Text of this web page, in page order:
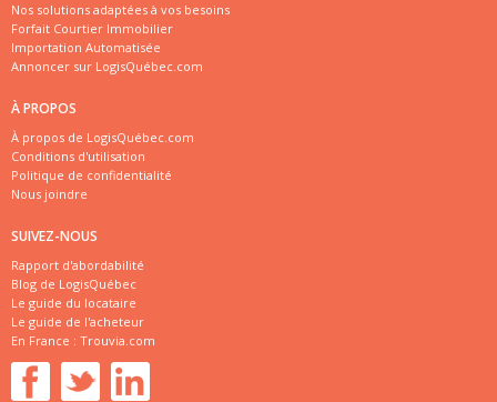
Nos solutions adaptées à vos besoins
Forfait Courtier Immobilier
Importation Automatisée
Annoncer sur LogisQuébec.com
À PROPOS
À propos de LogisQuébec.com
Conditions d'utilisation
Politique de confidentialité
Nous joindre
SUIVEZ-NOUS
Rapport d'abordabilité
Blog de LogisQuébec
Le guide du locataire
Le guide de l'acheteur
En France : Trouvia.com